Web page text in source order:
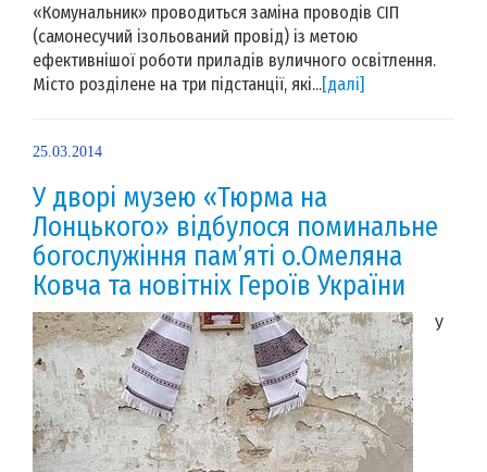
«Комунальник» проводиться заміна проводів СІП
(самонесучий ізольований провід) із метою
ефективнішої роботи приладів вуличного освітлення.
Місто розділене на три підстанції, які...[далі]
25.03.2014
У дворі музею «Тюрма на
Лонцького» відбулося поминальне
богослужіння пам’яті о.Омеляна
Ковча та новітніх Героїв України
У